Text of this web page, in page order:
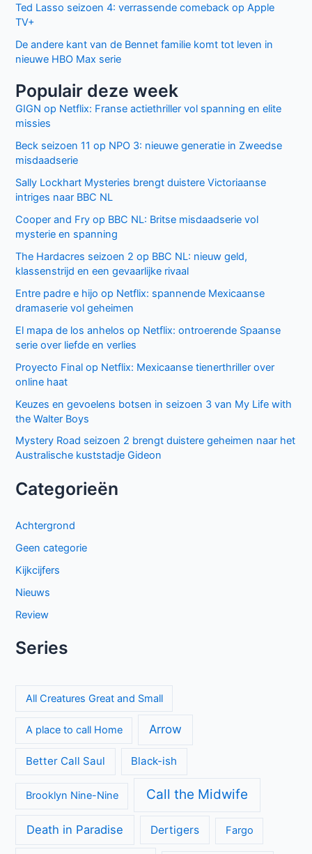
Ted Lasso seizoen 4: verrassende comeback op Apple
TV+
De andere kant van de Bennet familie komt tot leven in
nieuwe HBO Max serie
Populair deze week
GIGN op Netflix: Franse actiethriller vol spanning en elite
missies
Beck seizoen 11 op NPO 3: nieuwe generatie in Zweedse
misdaadserie
Sally Lockhart Mysteries brengt duistere Victoriaanse
intriges naar BBC NL
Cooper and Fry op BBC NL: Britse misdaadserie vol
mysterie en spanning
The Hardacres seizoen 2 op BBC NL: nieuw geld,
klassenstrijd en een gevaarlijke rivaal
Entre padre e hijo op Netflix: spannende Mexicaanse
dramaserie vol geheimen
El mapa de los anhelos op Netflix: ontroerende Spaanse
serie over liefde en verlies
Proyecto Final op Netflix: Mexicaanse tienerthriller over
online haat
Keuzes en gevoelens botsen in seizoen 3 van My Life with
the Walter Boys
Mystery Road seizoen 2 brengt duistere geheimen naar het
Australische kuststadje Gideon
Categorieën
Achtergrond
Geen categorie
Kijkcijfers
Nieuws
Review
Series
All Creatures Great and Small
A place to call Home Arrow
Better Call Saul Black-ish
Brooklyn Nine-Nine Call the Midwife
Death in Paradise Dertigers Fargo